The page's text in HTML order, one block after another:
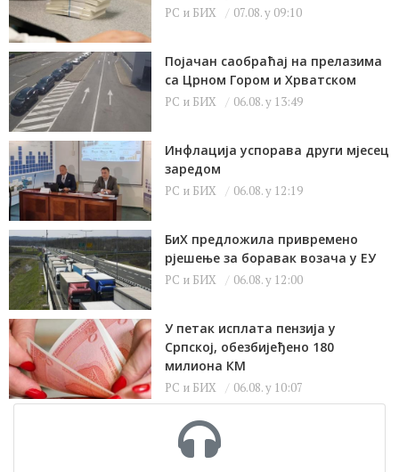
РС и БИХ 07.08. у 09:10
Појачан саобраћај на прелазима
са Црном Гором и Хрватском
РС и БИХ 06.08. у 13:49
Инфлација успорава други мјесец
заредом
РС и БИХ 06.08. у 12:19
БиХ предложила привремено
рјешење за боравак возача у ЕУ
РС и БИХ 06.08. у 12:00
У петак исплата пензија у
Српској, обезбијеђено 180
милиона КМ
РС и БИХ 06.08. у 10:07